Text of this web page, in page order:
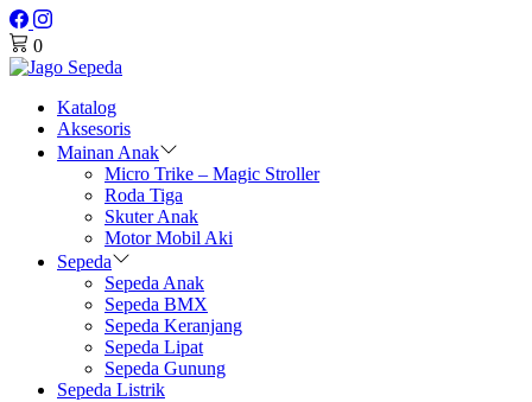
0
Katalog
Aksesoris
Mainan Anak
Micro Trike – Magic Stroller
Roda Tiga
Skuter Anak
Motor Mobil Aki
Sepeda
Sepeda Anak
Sepeda BMX
Sepeda Keranjang
Sepeda Lipat
Sepeda Gunung
Sepeda Listrik